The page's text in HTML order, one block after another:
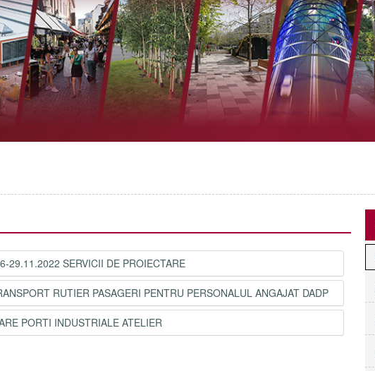
29.11.2022 SERVICII DE PROIECTARE
RUTIER PASAGERI PENTRU PERSONALUL ANGAJAT DADP
PORTI INDUSTRIALE ATELIER